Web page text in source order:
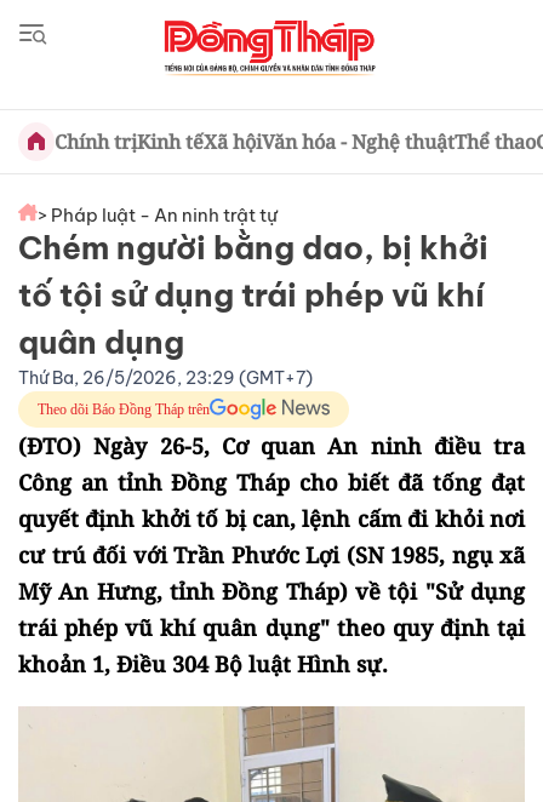
Chính trịKinh tếXã hộiVăn hóa - Nghệ thuậtThể thao
> Pháp luật - An ninh trật tự
Chém người bằng dao, bị khởi
tố tội sử dụng trái phép vũ khí
quân dụng
Thứ Ba, 26/5/2026, 23:29 (GMT+7)
Theo dõi Báo Đồng Tháp trên
(ĐTO) Ngày 26-5, Cơ quan An ninh điều tra
Công an tỉnh Đồng Tháp cho biết đã tống đạt
quyết định khởi tố bị can, lệnh cấm đi khỏi nơi
cư trú đối với Trần Phước Lợi (SN 1985, ngụ xã
Mỹ An Hưng, tỉnh Đồng Tháp) về tội "Sử dụng
trái phép vũ khí quân dụng" theo quy định tại
khoản 1, Điều 304 Bộ luật Hình sự.